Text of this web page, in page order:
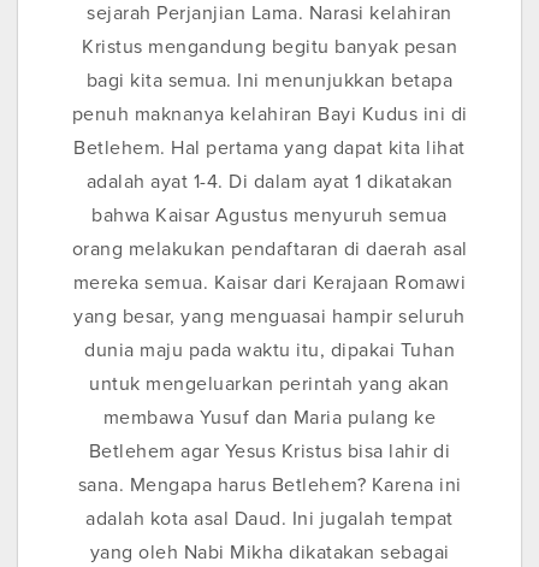
sejarah Perjanjian Lama. Narasi kelahiran
Kristus mengandung begitu banyak pesan
bagi kita semua. Ini menunjukkan betapa
penuh maknanya kelahiran Bayi Kudus ini di
Betlehem. Hal pertama yang dapat kita lihat
adalah ayat 1-4. Di dalam ayat 1 dikatakan
bahwa Kaisar Agustus menyuruh semua
orang melakukan pendaftaran di daerah asal
mereka semua. Kaisar dari Kerajaan Romawi
yang besar, yang menguasai hampir seluruh
dunia maju pada waktu itu, dipakai Tuhan
untuk mengeluarkan perintah yang akan
membawa Yusuf dan Maria pulang ke
Betlehem agar Yesus Kristus bisa lahir di
sana. Mengapa harus Betlehem? Karena ini
adalah kota asal Daud. Ini jugalah tempat
yang oleh Nabi Mikha dikatakan sebagai